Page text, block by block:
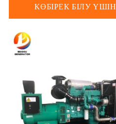
КӨБІРЕК БІЛУ ҮШІН